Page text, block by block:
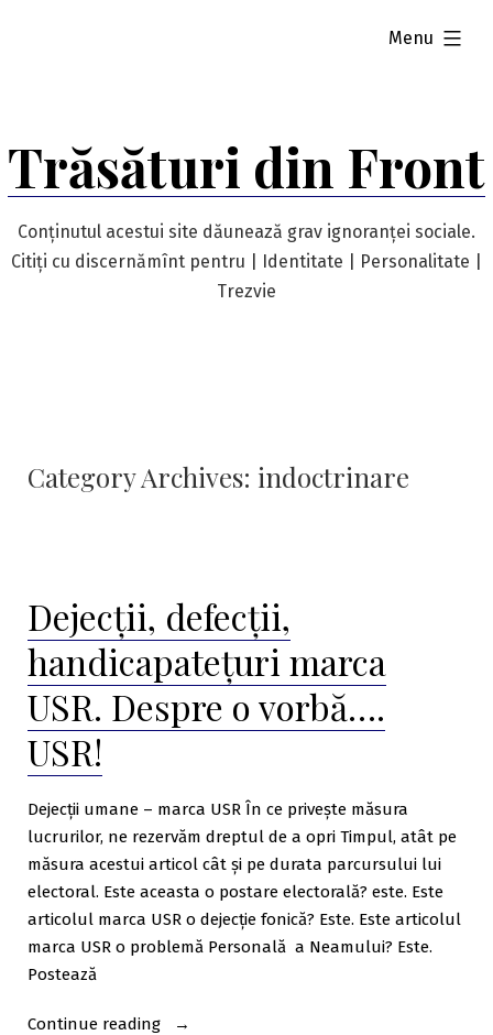
Trăsături din Front
Conținutul acestui site dăunează grav ignoranței sociale.
Citiți cu discernămînt pentru | Identitate | Personalitate |
Trezvie
Menu
expanded
Category Archives: indoctrinare
Dejecții, defecții,
handicapatețuri marca
USR. Despre o vorbă….
USR!
Dejecții umane – marca USR În ce privește măsura
lucrurilor, ne rezervăm dreptul de a opri Timpul, atât pe
măsura acestui articol cât și pe durata parcursului lui
electoral. Este aceasta o postare electorală? este. Este
articolul marca USR o dejecție fonică? Este. Este articolul
marca USR o problemă Personală a Neamului? Este.
Postează
Continue reading
“Dejecții,